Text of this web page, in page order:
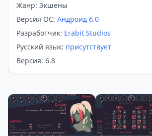
Жанр: Экшены
Версия ОС: Андроид 6.0
Разработчик: Erabit Studios
Русский язык: присутствует
Версия: 6.8